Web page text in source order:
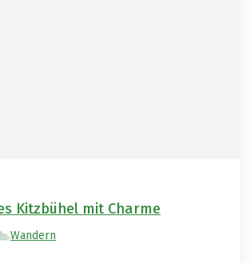
Kitzbühel mit Charme
Wandern